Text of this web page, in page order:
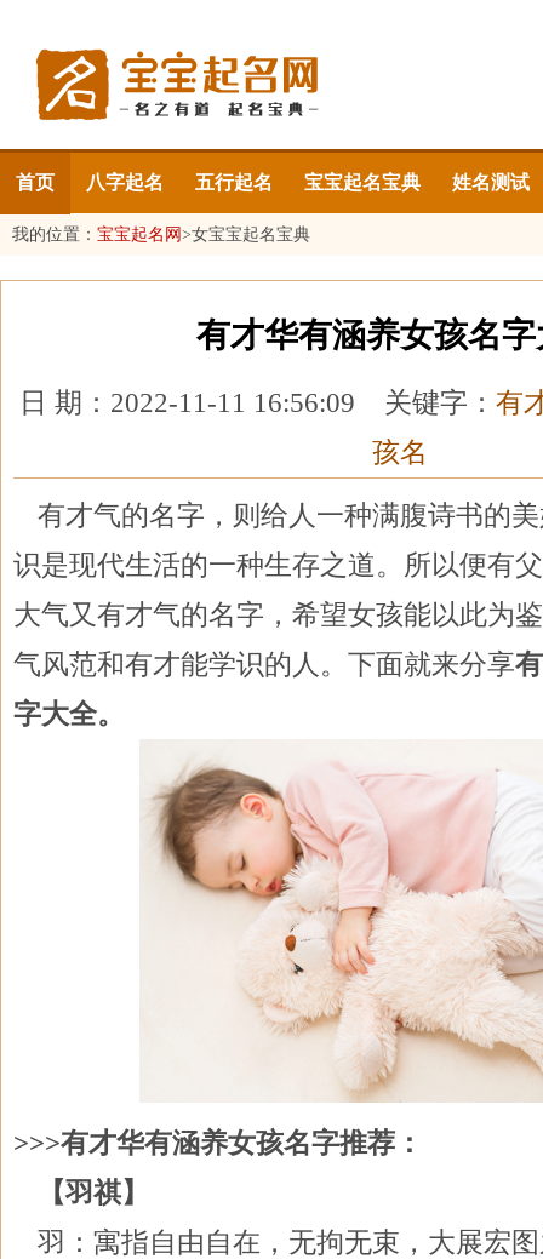
首页 八字起名 五行起名 宝宝起名宝典 姓名测试
我的位置： 宝宝起名网 >女宝宝起名宝典
有才华有涵养女孩名
日 期：2022-11-11 16:56:09 关键字： 有
孩名
有才气的名字，则给人一种满腹诗书的
识是现代生活的一种生存之道。所以便有
大气又有才气的名字，希望女孩能以此为
气风范和有才能学识的人。下面就来分享
字大全。
>>>有才华有涵养女孩名字推荐：
【羽祺】
羽：寓指自由自在，无拘无束，大展宏